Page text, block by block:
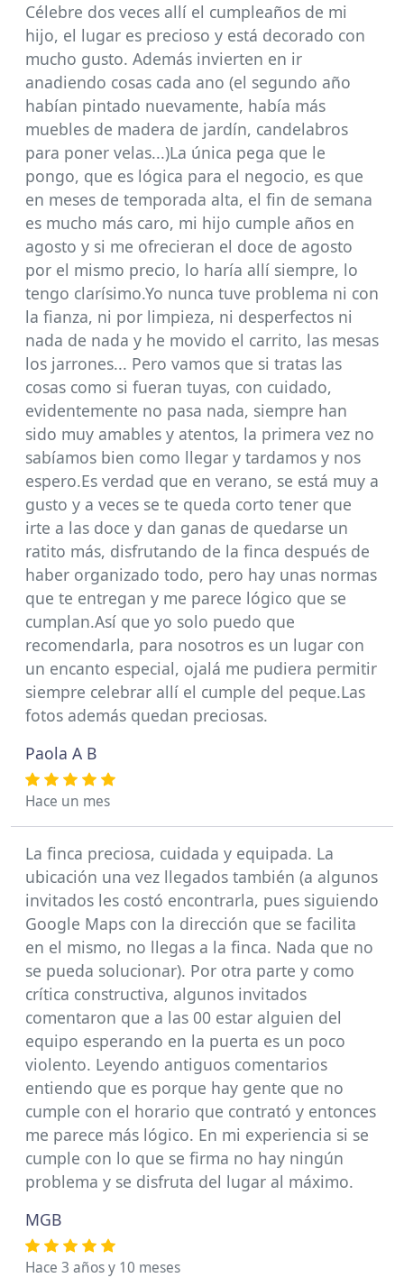
Célebre dos veces allí el cumpleaños de mi
hijo, el lugar es precioso y está decorado con
mucho gusto. Además invierten en ir
anadiendo cosas cada ano (el segundo año
habían pintado nuevamente, había más
muebles de madera de jardín, candelabros
para poner velas...)La única pega que le
pongo, que es lógica para el negocio, es que
en meses de temporada alta, el fin de semana
es mucho más caro, mi hijo cumple años en
agosto y si me ofrecieran el doce de agosto
por el mismo precio, lo haría allí siempre, lo
tengo clarísimo.Yo nunca tuve problema ni con
la fianza, ni por limpieza, ni desperfectos ni
nada de nada y he movido el carrito, las mesas
los jarrones... Pero vamos que si tratas las
cosas como si fueran tuyas, con cuidado,
evidentemente no pasa nada, siempre han
sido muy amables y atentos, la primera vez no
sabíamos bien como llegar y tardamos y nos
espero.Es verdad que en verano, se está muy a
gusto y a veces se te queda corto tener que
irte a las doce y dan ganas de quedarse un
ratito más, disfrutando de la finca después de
haber organizado todo, pero hay unas normas
que te entregan y me parece lógico que se
cumplan.Así que yo solo puedo que
recomendarla, para nosotros es un lugar con
un encanto especial, ojalá me pudiera permitir
siempre celebrar allí el cumple del peque.Las
fotos además quedan preciosas.
Paola A B
Hace un mes
La finca preciosa, cuidada y equipada. La
ubicación una vez llegados también (a algunos
invitados les costó encontrarla, pues siguiendo
Google Maps con la dirección que se facilita
en el mismo, no llegas a la finca. Nada que no
se pueda solucionar). Por otra parte y como
crítica constructiva, algunos invitados
comentaron que a las 00 estar alguien del
equipo esperando en la puerta es un poco
violento. Leyendo antiguos comentarios
entiendo que es porque hay gente que no
cumple con el horario que contrató y entonces
me parece más lógico. En mi experiencia si se
cumple con lo que se firma no hay ningún
problema y se disfruta del lugar al máximo.
MGB
Hace 3 años y 10 meses